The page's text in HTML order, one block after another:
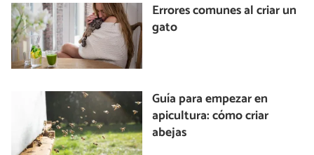
Errores comunes al criar un
gato
Guía para empezar en
apicultura: cómo criar
abejas